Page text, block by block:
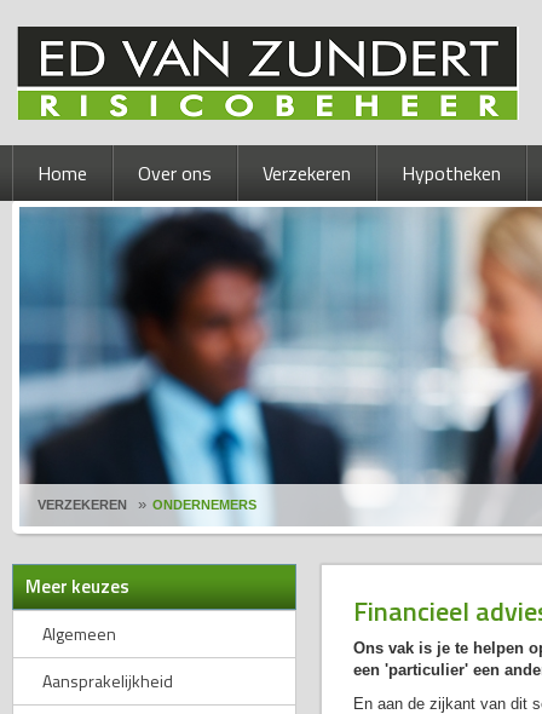
VERZEKEREN ONDERNEMERS
Home Over ons Verzekeren Hypotheken
Meer keuzes
Algemeen
Aansprakelijkheid
Financieel
Ons vak is je te helpen
een 'particulier' een
En aan de zijkant van dit